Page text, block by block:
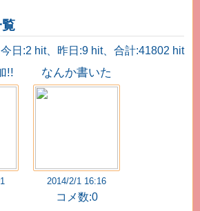
今日:2 hit、昨日:9 hit、合計:41802 hit
!! なんか書いた
2014/2/1 16:16
コメ数:0